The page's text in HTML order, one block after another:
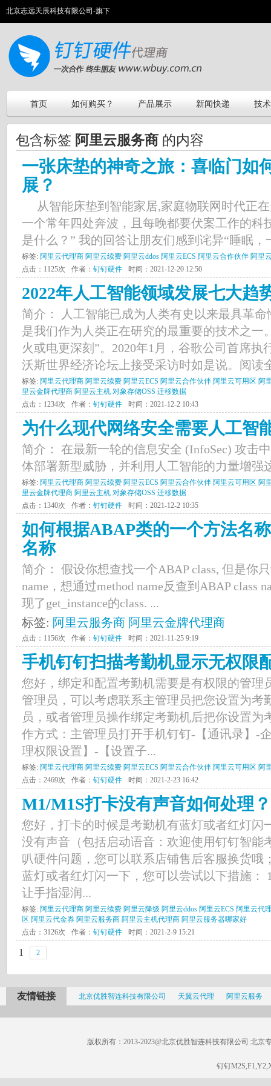
北京志远天辰科技有限公司-旗下
首页 如何购买？ 产品展示 新闻快递 技
包含标签 阿里云服务商 的内容
一张床垫的神奇之旅：喜临门如
展？
从智能床垫到智能家居,家庭物联网时代正
一个常年四处奔波，且每晚都要伏案工作的科
是什么？” 我的回答让朋友们感到诧异“睡眠，
标签: 阿里云代理商 阿里云续费 阿里云ddos 阿里云ECS 阿里云合作伙伴 阿里
点击：1125次
作者： 钉钉硬件 时间：2021-12-20 12:50
2022年人工智能领域发展七大趋
简介： 人工智能已成为人类有史以来最具革
是我们作为人类正在研究的最重要的技术之一
火或电更深刻”。2020年1月，谷歌公司首席执
沃斯世界经济论坛上接受采访时如是说。阅读
标签: 阿里云代理商 阿里云续费 阿里云ECS 阿里云合作伙伴 阿里云可用区 阿
里云金牌代理商 阿里云主机 对象存储OSS 迁移数据
点击：1234次
作者： 钉钉硬件 时间：2021-12-2 10:43
为什么现代网络安全需要人工智
简介： 在最新一轮的信息安全 (InfoSec) 攻击
体部署新型威胁，并利用人工智能的力量增强
标签: 阿里云代理商 阿里云续费 阿里云ECS 阿里云合作伙伴 阿里云可用区 阿
里云金牌代理商 阿里云主机 对象存储OSS 迁移数据
点击：1340次
作者： 钉钉硬件 时间：2021-12-2 10:35
如何根据ABAP类的一个方法名
名称
简介： 假设你想查找一个ABAP class, 但是你
name，想通过method name反查到ABAP class
现了get_instance的class. ...
标签: 阿里云服务商 阿里云金牌代理商
点击：1156次 作者： 钉钉硬件 时间：2021-11-25 9:19
手机钉钉扫描考勤机显示无权限
您好，绑定和配置考勤机需要是有权限的管理
管理员，可以考虑联系主管理员把您设置为考
员，或者管理员操作绑定考勤机后把你设置为
作方式：主管理员打开手机钉钉-【通讯录】-
理权限设置】-【设置子...
标签: 阿里云代理商 阿里云续费 阿里云ECS 阿里云合作伙伴 阿里云可用区 阿
点击：2469次
作者： 钉钉硬件 时间：2021-2-23 16:42
M1/M1S打卡没有声音如何处理？
您好，打卡的时候是考勤机有蓝灯或者红灯闪
没有声音（包括启动语音：欢迎使用钉钉智能
叭硬件问题，您可以联系店铺售后客服换货哦
蓝灯或者红灯闪一下，您可以尝试以下措施：
让手指湿润...
标签: 阿里云代理商 阿里云续费 阿里云降级 阿里云ddos 阿里云ECS 阿里云代
区 阿里云代金券 阿里云服务商 阿里云主机代理商 阿里云服务器哪家好
点击：3126次
作者： 钉钉硬件 时间：2021-2-9 15:21
1 2
友情链接 北京优胜智连科技有限公司 天翼云代理 阿里云服务
版权所有：2013-2023@北京优胜智连科技有限公司 北京
钉钉